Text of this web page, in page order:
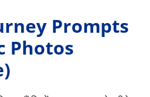
Prompts
Photos